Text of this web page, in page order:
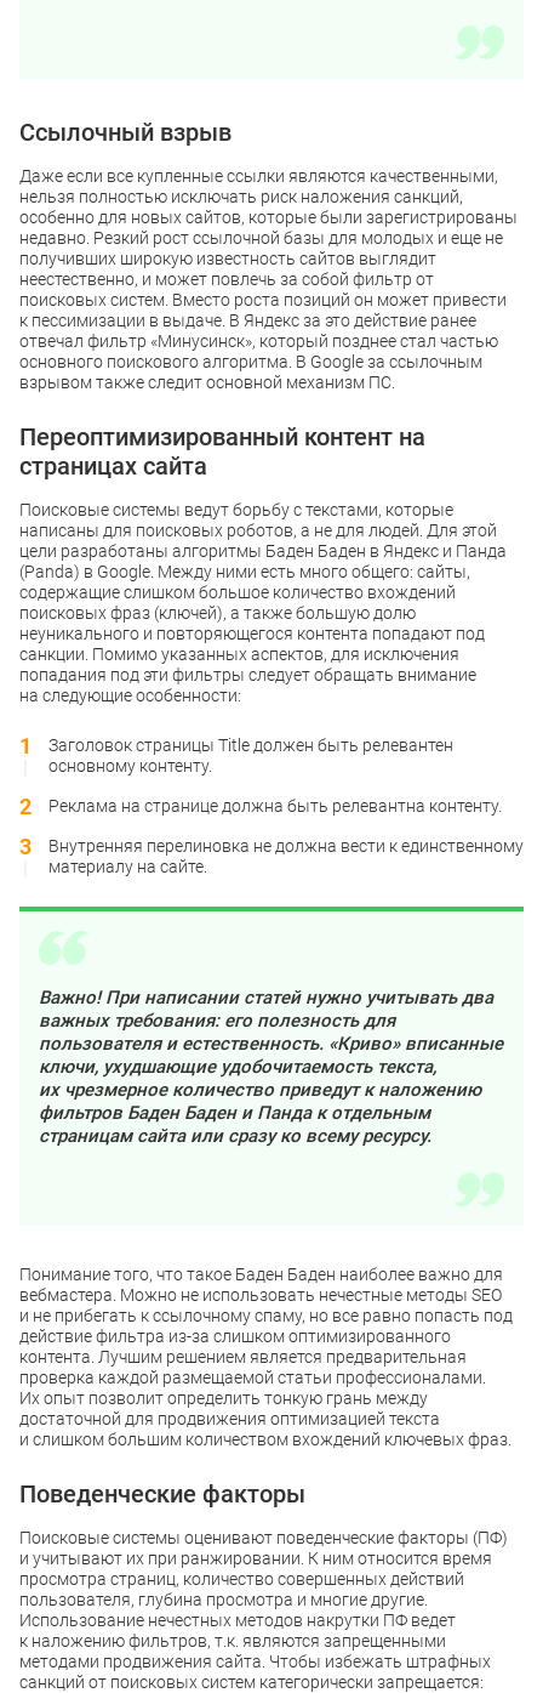
Ссылочный взрыв
Даже если все купленные ссылки являются качественными,
нельзя полностью исключать риск наложения санкций,
особенно для новых сайтов, которые были зарегистрированы
недавно. Резкий рост ссылочной базы для молодых и еще не
получивших широкую известность сайтов выглядит
неестественно, и может повлечь за собой фильтр от
поисковых систем. Вместо роста позиций он может привести
к пессимизации в выдаче. В Яндекс за это действие ранее
отвечал фильтр «Минусинск», который позднее стал частью
основного поискового алгоритма. В Google за ссылочным
взрывом также следит основной механизм ПС.
Переоптимизированный контент на
страницах сайта
Поисковые системы ведут борьбу с текстами, которые
написаны для поисковых роботов, а не для людей. Для этой
цели разработаны алгоритмы Баден Баден в Яндекс и Панда
(Panda) в Google. Между ними есть много общего: сайты,
содержащие слишком большое количество вхождений
поисковых фраз (ключей), а также большую долю
неуникального и повторяющегося контента попадают под
санкции. Помимо указанных аспектов, для исключения
попадания под эти фильтры следует обращать внимание
на следующие особенности:
Заголовок страницы Title должен быть релевантен
основному контенту.
Реклама на странице должна быть релевантна контенту.
Внутренняя перелиновка не должна вести к единственному
материалу на сайте.
Важно! При написании статей нужно учитывать два
важных требования: его полезность для
пользователя и естественность. «Криво» вписанные
ключи, ухудшающие удобочитаемость текста,
их чрезмерное количество приведут к наложению
фильтров Баден Баден и Панда к отдельным
страницам сайта или сразу ко всему ресурсу.
Понимание того, что такое Баден Баден наиболее важно для
вебмастера. Можно не использовать нечестные методы SEO
и не прибегать к ссылочному спаму, но все равно попасть под
действие фильтра из-за слишком оптимизированного
контента. Лучшим решением является предварительная
проверка каждой размещаемой статьи профессионалами.
Их опыт позволит определить тонкую грань между
достаточной для продвижения оптимизацией текста
и слишком большим количеством вхождений ключевых фраз.
Поведенческие факторы
Поисковые системы оценивают поведенческие факторы (ПФ)
и учитывают их при ранжировании. К ним относится время
просмотра страниц, количество совершенных действий
пользователя, глубина просмотра и многие другие.
Использование нечестных методов накрутки ПФ ведет
к наложению фильтров, т.к. являются запрещенными
методами продвижения сайта. Чтобы избежать штрафных
санкций от поисковых систем категорически запрещается: